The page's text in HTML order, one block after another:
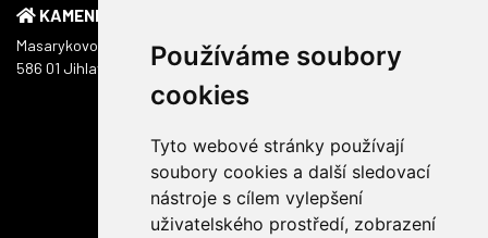
Používáme soubory
cookies
Tyto webové stránky používají
soubory cookies a další sledovací
nástroje s cílem vylepšení
uživatelského prostředí, zobrazení
KAMENNÁ PRODEJNA
Masarykovo náměstí 1217/51
586 01 Jihlava